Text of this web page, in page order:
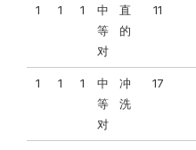
1 1 1
中
等
对
直
的
11
1 1 1
中
等
对
冲
洗
17